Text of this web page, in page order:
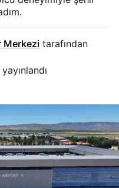
Merkezi tarafından
yayınlandı